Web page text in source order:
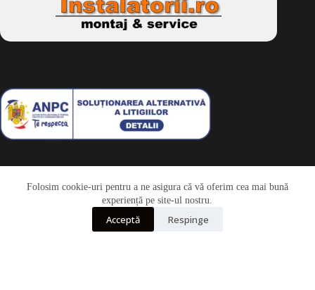
Folosim cookie-uri pentru a ne asigura că vă oferim cea mai bună
experiență pe site-ul nostru.
Acceptă Respinge
Drepturi de autor © 2026 - Dkbike.ropowered by